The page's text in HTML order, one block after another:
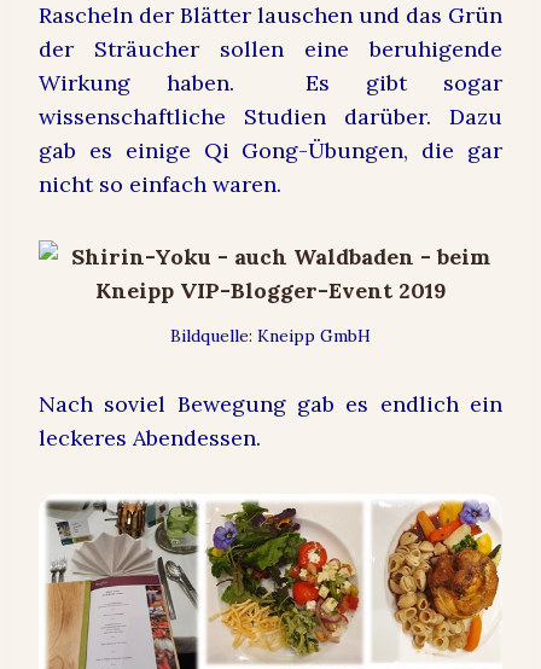
Rascheln der Blätter lauschen und das Grün
der Sträucher sollen eine beruhigende
Wirkung haben. Es gibt sogar
wissenschaftliche Studien darüber. Dazu
gab es einige Qi Gong-Übungen, die gar
nicht so einfach waren.
Bildquelle: Kneipp GmbH
Nach soviel Bewegung gab es endlich ein
leckeres Abendessen.